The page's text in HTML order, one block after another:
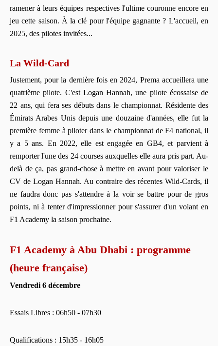
ramener à leurs équipes respectives l'ultime couronne encore en
jeu cette saison. À la clé pour l'équipe gagnante ? L'accueil, en
2025, des pilotes invitées...
La Wild-Card
Justement, pour la dernière fois en 2024, Prema accueillera une
quatrième pilote. C'est Logan Hannah, une pilote écossaise de
22 ans, qui fera ses débuts dans le championnat. Résidente des
Émirats Arabes Unis depuis une douzaine d'années, elle fut la
première femme à piloter dans le championnat de F4 national, il
y a 5 ans. En 2022, elle est engagée en GB4, et parvient à
remporter l'une des 24 courses auxquelles elle aura pris part. Au-
delà de ça, pas grand-chose à mettre en avant pour valoriser le
CV de Logan Hannah. Au contraire des récentes Wild-Cards, il
ne faudra donc pas s'attendre à la voir se battre pour de gros
points, ni à tenter d'impressionner pour s'assurer d'un volant en
F1 Academy la saison prochaine.
F1 Academy à Abu Dhabi : programme
(heure française)
Vendredi 6 décembre
Essais Libres : 06h50 - 07h30
Qualifications : 15h35 - 16h05